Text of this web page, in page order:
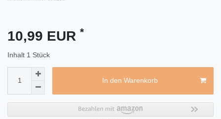
10,99 EUR *
Inhalt 1 Stück
In den Warenkorb